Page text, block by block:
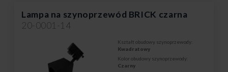
Lampa na szynoprzewód BRICK czarna
20-0001-14
Kształt obudowy szynoprzewody:
Kwadratowy
Kolor obudowy szynoprzewody:
Czarny